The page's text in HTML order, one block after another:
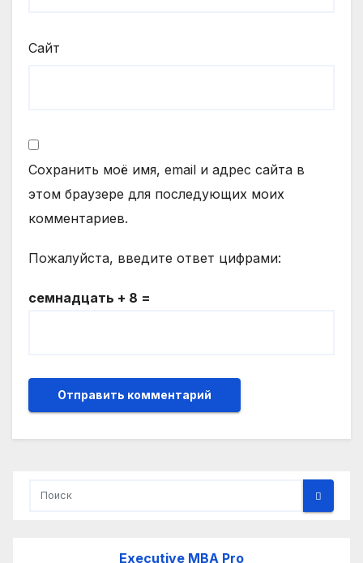
Сайт
Сохранить моё имя, email и адрес сайта в
этом браузере для последующих моих
комментариев.
Пожалуйста, введите ответ цифрами:
семнадцать + 8 =
Executive MBA Pro